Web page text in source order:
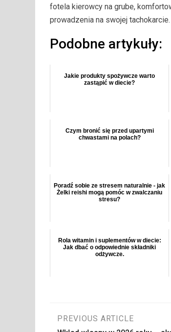
fotela kierowcy na grube,
prowadzenia na swojej tachokarcie.
Podobne artykuły:
Jakie produkty spożywcze warto
zastąpić w diecie?
Czym bronić się przed upartymi
chwastami na polach?
Poradź sobie ze stresem naturalnie - jak
Żelki reishi mogą pomóc w zwalczaniu
stresu?
Rola witamin i suplementów w diecie:
Jak dbać o odpowiednie składniki
odżywcze.
Nawigacja
PREVIOUS ARTICLE